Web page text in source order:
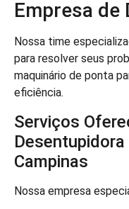
Empresa de
Nossa time
para resolver seus
maquinário de ponta
eficiência.
Serviços
Campinas
Nossa empresa